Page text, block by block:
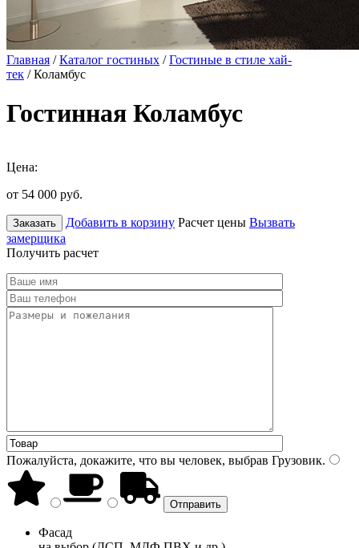
Главная /Каталог гостиных /Гостиные в стиле хай-
тек / Коламбус
Гостинная Коламбус
Цена:
от 54 000 руб.
Заказать Добавить в корзину Расчет цены Вызвать
замерщика
Получить расчет
Пожалуйста, докажите, что вы человек, выбрав Грузовик.
Фасад